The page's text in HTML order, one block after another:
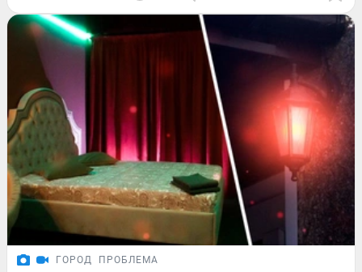
ГОРОД ПРОБЛЕМА